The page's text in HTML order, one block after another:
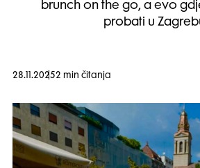
brunch on the go, a evo
probati u
28.11.20252 min čitanja